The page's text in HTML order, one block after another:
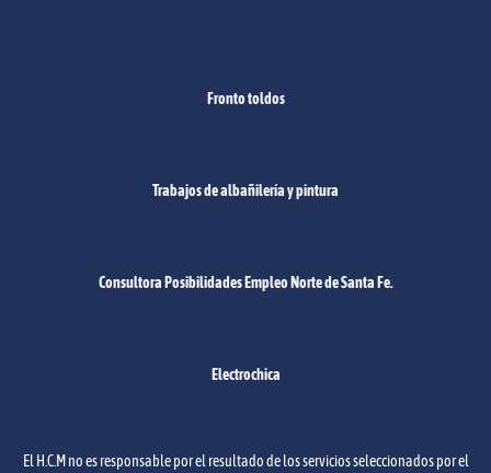
Fronto toldos
Trabajos de albañilería y pintura
Consultora Posibilidades Empleo Norte de Santa Fe.
Electrochica
El H.C.M no es responsable por el resultado de los servicios seleccionados por el